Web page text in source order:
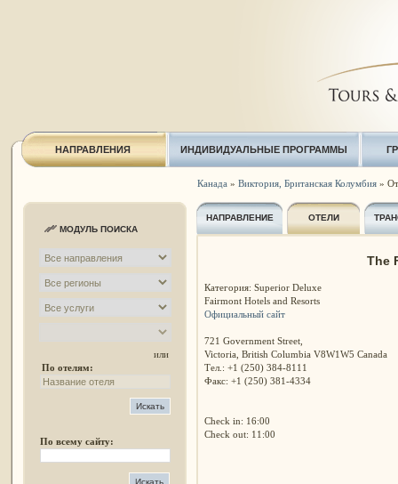
НАПРАВЛЕНИЯ ИНДИВИДУАЛЬНЫЕ ПРОГРАММЫ
МОДУЛЬ ПОИСКА
или
По отелям:
По всему сайту:
Канада » Виктория, Британская Колумбия»
НАПРАВЛЕНИЕ ОТЕЛИ
The
Категория: Superior Deluxe
Fairmont Hotels and Resorts
Официальный сайт
721 Government Street,
Victoria, British Columbia V8W1W5 Canada
Тел.: +1 (250) 384-8111
Факс: +1 (250) 381-4334
Check in: 16:00
Check out: 11:00